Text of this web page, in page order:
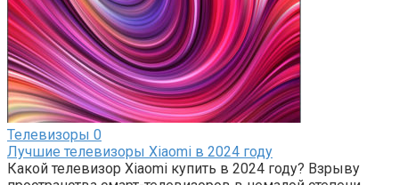
Телевизоры 0
Лучшие телевизоры Xiaomi в 2024 году
Какой телевизор Xiaomi купить в 2024 году? Взрыву